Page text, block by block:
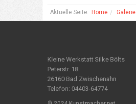
Aktuelle Seite: Home Galerie
Kleine Werkstatt Silke Bölts
Peterstr. 18
26160 Bad Zwischenahn
Telefon: 04403-64774